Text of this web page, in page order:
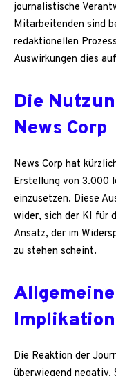
journalistische
Mitarbeitenden sind
redaktionellen
Auswirkungen dies
Die
News Corp
News Corp hat
Erstellung von 3.000
einzusetzen. Diese
wider, sich der KI für
Ansatz, der im
zu stehen scheint.
Die Reaktion der